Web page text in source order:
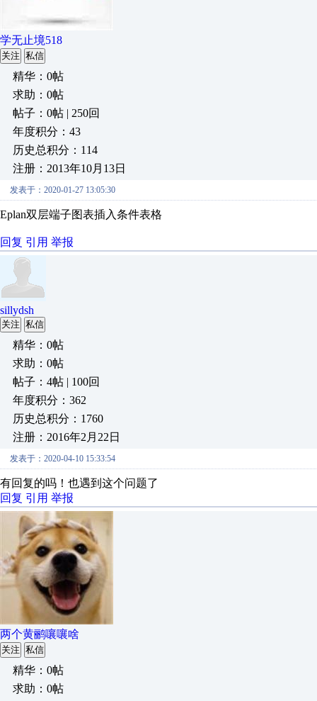
学无止境518
关注 私信
精华：0帖
求助：0帖
帖子：0帖 | 250回
年度积分：43
历史总积分：114
注册：2013年10月13日
发表于：2020-01-27 13:05:30
Eplan双层端子图表插入条件表格
回复 引用 举报
sillydsh
关注 私信
精华：0帖
求助：0帖
帖子：4帖 | 100回
年度积分：362
历史总积分：1760
注册：2016年2月22日
发表于：2020-04-10 15:33:54
有回复的吗！也遇到这个问题了
回复 引用 举报
两个黄鹂嚷嚷啥
关注 私信
精华：0帖
求助：0帖